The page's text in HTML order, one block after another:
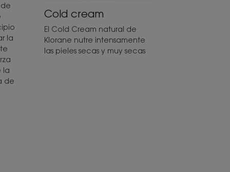
la
la
de
Cold cream
El Cold Cream natural de
Klorane nutre intensamente
las pieles secas y muy secas